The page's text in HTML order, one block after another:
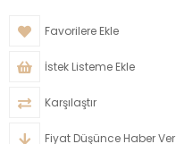
Favorilere Ekle
İstek Listeme Ekle
Karşılaştır
Fiyat Düşünce Haber Ver